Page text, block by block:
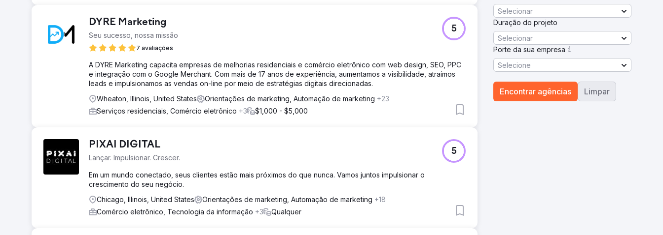
DYRE Marketing
Seu sucesso, nossa missão
7 avaliações
5
A DYRE Marketing capacita empresas de melhorias residenciais e comércio eletrônico com web design, SEO, PPC
e integração com o Google Merchant. Com mais de 17 anos de experiência, aumentamos a visibilidade, atraímos
leads e impulsionamos as vendas on-line por meio de estratégias digitais direcionadas.
Wheaton, Illinois, United States
Orientações de marketing, Automação de marketing +23
Serviços residenciais, Comércio eletrônico +3 $1,000 - $5,000
PIXAI DIGITAL
Lançar. Impulsionar. Crescer.
5
Em um mundo conectado, seus clientes estão mais próximos do que nunca. Vamos juntos impulsionar o
crescimento do seu negócio.
Chicago, Illinois, United States
Orientações de marketing, Automação de marketing +18
Comércio eletrônico, Tecnologia da informação +3 Qualquer
Selecionar
Duração do projeto
Selecionar
Porte da sua empresa
Selecione
Encontrar agências Limpar